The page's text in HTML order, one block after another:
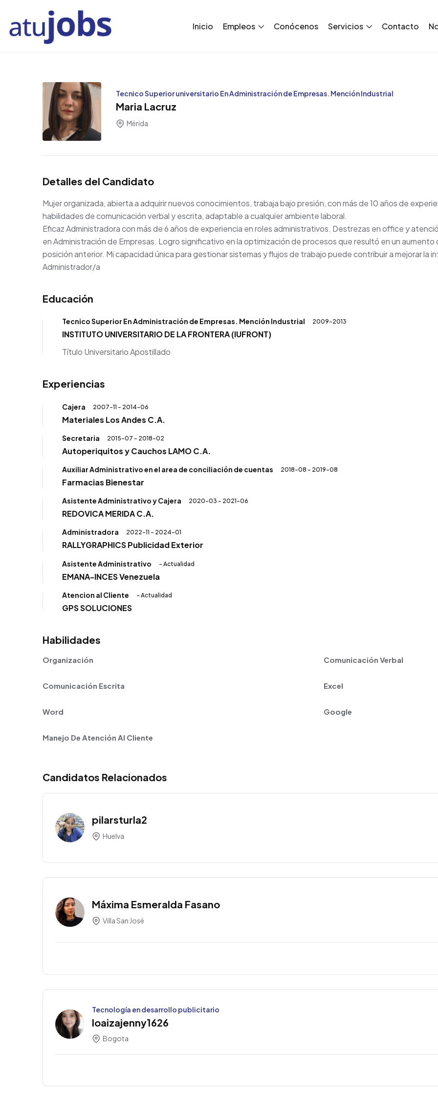
Inicio Empleos Conócenos Servicios Contacto
Tecnico Superior universitario En Administración de Empresas. Mención Industrial
Maria Lacruz
Mérida
Detalles del Candidato
Mujer organizada, abierta a adquirir nuevos conocimientos, trabaja bajo presión, con más de 10 años de
habilidades de comunicación verbal y escrita, adaptable a cualquier ambiente laboral.
Eficaz Administradora con más de 6 años de experiencia en roles administrativos. Destrezas en office y
en Administración de Empresas. Logro significativo en la optimización de procesos que resultó en un
posición anterior. Mi capacidad única para gestionar sistemas y flujos de trabajo puede contribuir a mejorar
Administrador/a
Educación
Tecnico Superior En Administración de Empresas. Mención Industrial 2009-2013
INSTITUTO UNIVERSITARIO DE LA FRONTERA (IUFRONT)
Título Universitario Apostillado
Experiencias
Cajera 2007-11 - 2014-06
Materiales Los Andes C.A.
Secretaria 2015-07 - 2018-02
Autoperiquitos y Cauchos LAMO C.A.
Auxiliar Administrativo en el area de conciliación de cuentas 2018-08 - 2019-08
Farmacias Bienestar
Asistente Administrativo y Cajera 2020-03 - 2021-06
REDOVICA MERIDA C.A.
Administradora 2022-11 - 2024-01
RALLYGRAPHICS Publicidad Exterior
Asistente Administrativo - Actualidad
EMANA-INCES Venezuela
Atencion al Cliente - Actualidad
GPS SOLUCIONES
Habilidades
Organización Comunicación Verbal
Comunicación Escrita Excel
Word Google
Manejo De Atención Al Cliente
Candidatos Relacionados
pilarsturla2
Huelva
Máxima Esmeralda Fasano
Villa San José
Tecnología en desarrollo publicitario
loaizajenny1626
Bogota